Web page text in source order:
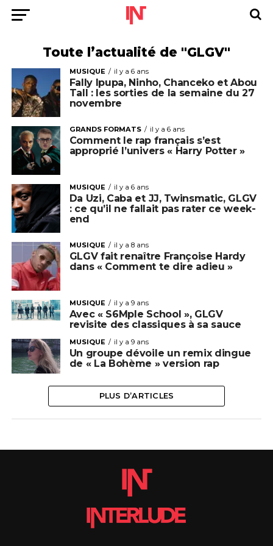
Toute l’actualité de "GLGV"
MUSIQUE il y a 6 ans
Fally Ipupa, Ninho, Chanceko et Abou
Tall : les sorties de la semaine du 27
novembre
GRANDS FORMATS il y a 6 ans
Comment le rap français s’est
approprié l’univers « Harry Potter »
MUSIQUE il y a 6 ans
Da Uzi, Caba et JJ, Twinsmatic, GLGV
: ce qu’il ne fallait pas rater ce week-
end
MUSIQUE il y a 8 ans
GLGV fait renaître Françoise Hardy
dans « Comment te dire adieu »
MUSIQUE il y a 9 ans
Avec « S6Mple School », GLGV
revisite des classiques à sa sauce
MUSIQUE il y a 9 ans
Un groupe dévoile un remix dingue
de « La Bohème » version rap
PLUS D’ARTICLES